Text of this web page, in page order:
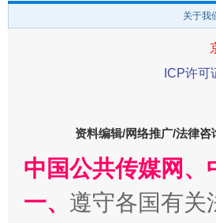
关于我
ICP许可
资料编辑/网络推广/法律咨
中国公共传媒网、
一、 遵守各国有关